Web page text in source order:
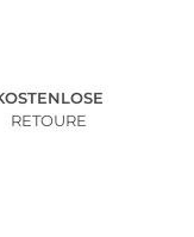
RETOURE